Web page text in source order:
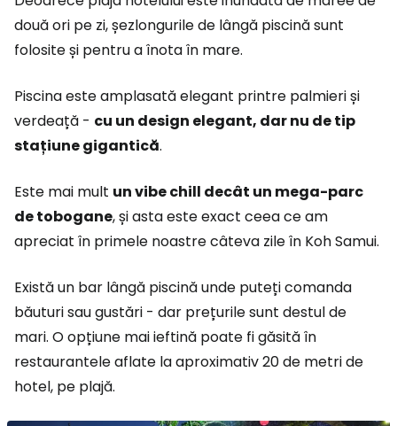
două ori pe zi, șezlongurile de lângă piscină sunt
folosite și pentru a înota în mare.
Piscina este amplasată elegant printre palmieri și
verdeață - cu un design elegant, dar nu de tip
stațiune gigantică.
Este mai mult un vibe chill decât un mega-parc
de tobogane, și asta este exact ceea ce am
apreciat în primele noastre câteva zile în Koh Samui.
Există un bar lângă piscină unde puteți comanda
băuturi sau gustări - dar prețurile sunt destul de
mari. O opțiune mai ieftină poate fi găsită în
restaurantele aflate la aproximativ 20 de metri de
hotel, pe plajă.